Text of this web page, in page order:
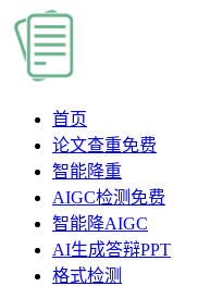
首页
论文查重免费
智能降重
AIGC检测 免费
智能降AIGC
AI生成答辩PPT
格式检测